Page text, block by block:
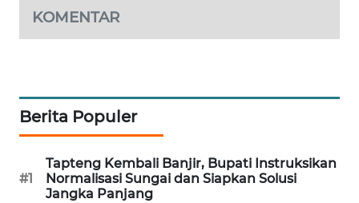
KOMENTAR
Berita Populer
#1
Tapteng Kembali Banjir, Bupati Instruksikan
Normalisasi Sungai dan Siapkan Solusi
Jangka Panjang
NEWS